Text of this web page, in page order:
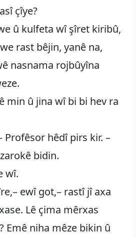
çîye?
û kulfeta wî şîret kiribû,
rast bêjin, yanê na,
nasnama rojbûyîna
min û jina wî bi bi hev ra
Profêsor hêdî pirs kir. –
bidin.
wî.
ewî got,– rastî jî axa
Lê çima mêrxas
Emê niha mêze bikin û